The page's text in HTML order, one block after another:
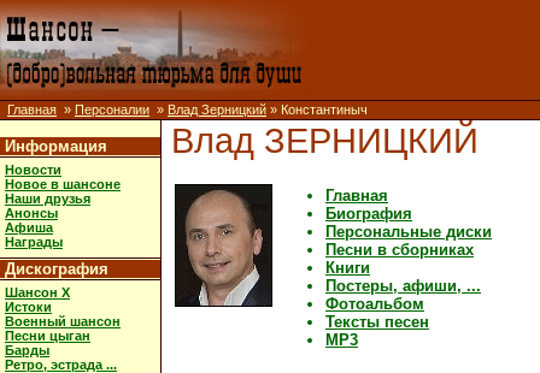
Главная » Персоналии » Влад Зерницкий » Константиныч
Информация
Новости
Новое в шансоне
Наши друзья
Анонсы
Афиша
Награды
Дискография
Шансон X
Истоки
Военный шансон
Песни цыган
Барды
Ретро, эстрада ...
Влад ЗЕРНИЦКИЙ
Главная
Биография
Персональные диски
Песни в сборниках
Книги
Постеры, афиши, ...
Фотоальбом
Тексты песен
MP3